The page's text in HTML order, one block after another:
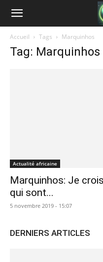
Accueil Tags Marquinhos
Tag: Marquinhos
Actualité africaine
Marquinhos: Je
qui sont...
5 novembre 2019 - 15:07
DERNIERS ARTICLES